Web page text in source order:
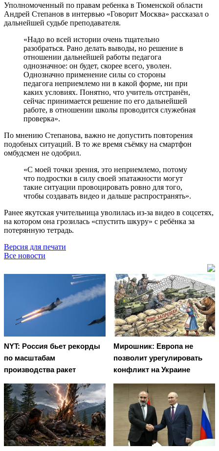
Уполномоченный по правам ребенка в Тюменской области
Андрей Степанов в интервью «Говорит Москва» рассказал о
дальнейшей судьбе преподавателя.
«Надо во всей истории очень тщательно
разобраться. Рано делать выводы, но решение в
отношении дальнейшей работы педагога
однозначное: он будет, скорее всего, уволен.
Однозначно применение силы со стороны
педагога неприемлемо ни в какой форме, ни при
каких условиях. Понятно, что учитель отстранён,
сейчас принимается решение по его дальнейшей
работе, в отношении школы проводится служебная
проверка».
По мнению Степанова, важно не допустить повторения
подобных ситуаций. В то же время съёмку на смартфон
омбудсмен не одобрил.
«С моей точки зрения, это неприемлемо, потому
что подростки в силу своей эпатажности могут
такие ситуации провоцировать ровно для того,
чтобы создавать видео и дальше распространять».
Ранее якутская учительница уволилась из-за видео в соцсетях,
на котором она грозилась «спустить шкуру» с ребёнка за
потерянную тетрадь.
Версия для печати
Все новости
NYT: Россия бьет рекорды
по масштабам
производства ракет
Мирошник: Европа не
позволит урегулировать
конфликт на Украине